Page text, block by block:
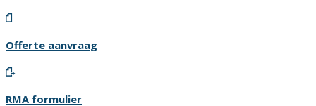
Offerte aanvraag
RMA formulier